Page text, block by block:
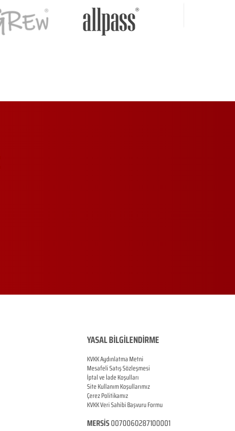
YASAL BİLGİLENDİRME
KVKK Aydınlatma Metni
Mesafeli Satış Sözleşmesi
İptal ve İade Koşulları
Site Kullanım Koşullarımız
Çerez Politikamız
KVKK Veri Sahibi Başvuru Formu
MERSİS0070060287100001